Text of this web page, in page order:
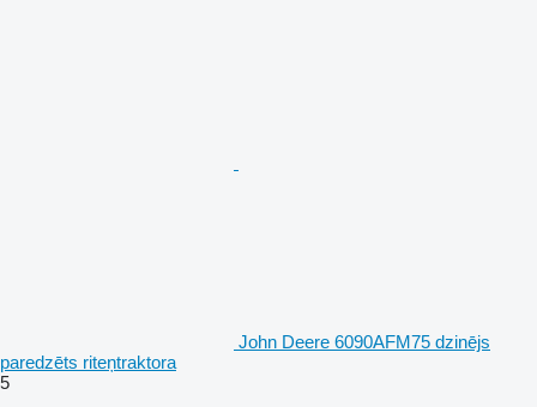
John Deere 6090AFM75 dzinējs
paredzēts riteņtraktora
5